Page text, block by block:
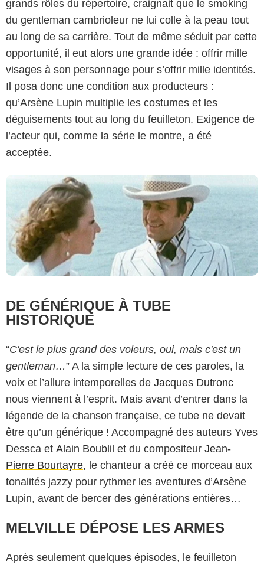
grands rôles du répertoire, craignait que le smoking
du gentleman cambrioleur ne lui colle à la peau tout
au long de sa carrière. Tout de même séduit par cette
opportunité, il eut alors une grande idée : offrir mille
visages à son personnage pour s’offrir mille identités.
Il posa donc une condition aux producteurs :
qu’Arsène Lupin multiplie les costumes et les
déguisements tout au long du feuilleton. Exigence de
l’acteur qui, comme la série le montre, a été
acceptée.
DE GÉNÉRIQUE À TUBE
HISTORIQUE
“C'est le plus grand des voleurs, oui, mais c'est un
gentleman…” A la simple lecture de ces paroles, la
voix et l’allure intemporelles de Jacques Dutronc
nous viennent à l’esprit. Mais avant d’entrer dans la
légende de la chanson française, ce tube ne devait
être qu’un générique ! Accompagné des auteurs Yves
Dessca et Alain Boublil et du compositeur Jean-
Pierre Bourtayre, le chanteur a créé ce morceau aux
tonalités jazzy pour rythmer les aventures d’Arsène
Lupin, avant de bercer des générations entières…
MELVILLE DÉPOSE LES ARMES
Après seulement quelques épisodes, le feuilleton